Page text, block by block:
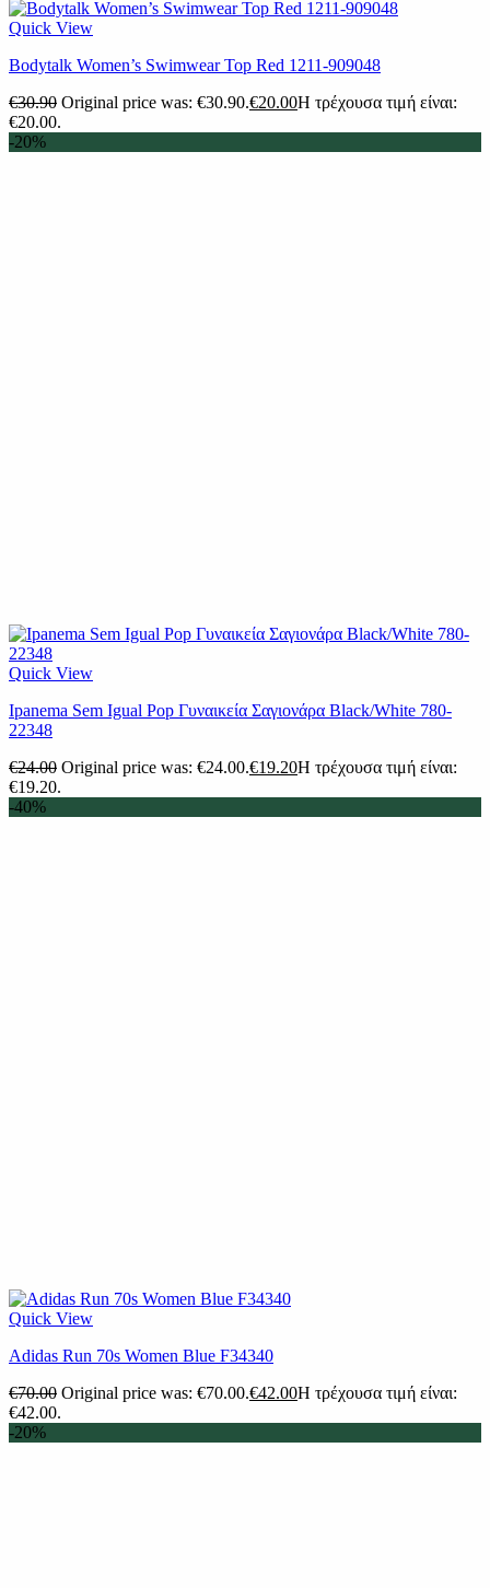
Quick View
Βodytalk Women’s Swimwear Top Red 1211-909048
€30.90 Original price was: €30.90.€20.00Η τρέχουσα τιμή είναι:
€20.00.
-20%
Quick View
Ipanema Sem Igual Pop Γυναικεία Σαγιονάρα Black/White 780-
22348
€24.00 Original price was: €24.00.€19.20Η τρέχουσα τιμή είναι:
€19.20.
-40%
Quick View
Adidas Run 70s Women Blue F34340
€70.00 Original price was: €70.00.€42.00Η τρέχουσα τιμή είναι:
€42.00.
-20%